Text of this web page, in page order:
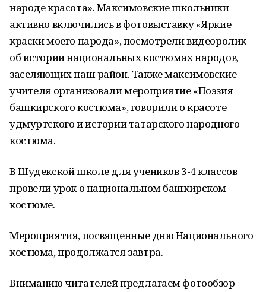
народе красота». Максимовские школьники
активно включились в фотовыставку «Яркие
краски моего народа», посмотрели видеоролик
об истории национальных костюмах народов,
заселяющих наш район. Также максимовские
учителя организовали мероприятие «Поэзия
башкирского костюма», говорили о красоте
удмуртского и истории татарского народного
костюма.
В Шудекской школе для учеников 3-4 классов
провели урок о национальном башкирском
костюме.
Мероприятия, посвященные дню Национального
костюма, продолжатся завтра.
Вниманию читателей предлагаем фотообзор